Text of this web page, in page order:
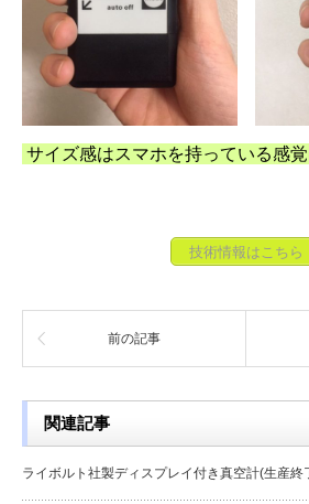
サイズ感はスマホを持っている感
技術情報はこちら
前の記事
関連記事
ライボルト社製ディスプレイ付き真空計(生産終